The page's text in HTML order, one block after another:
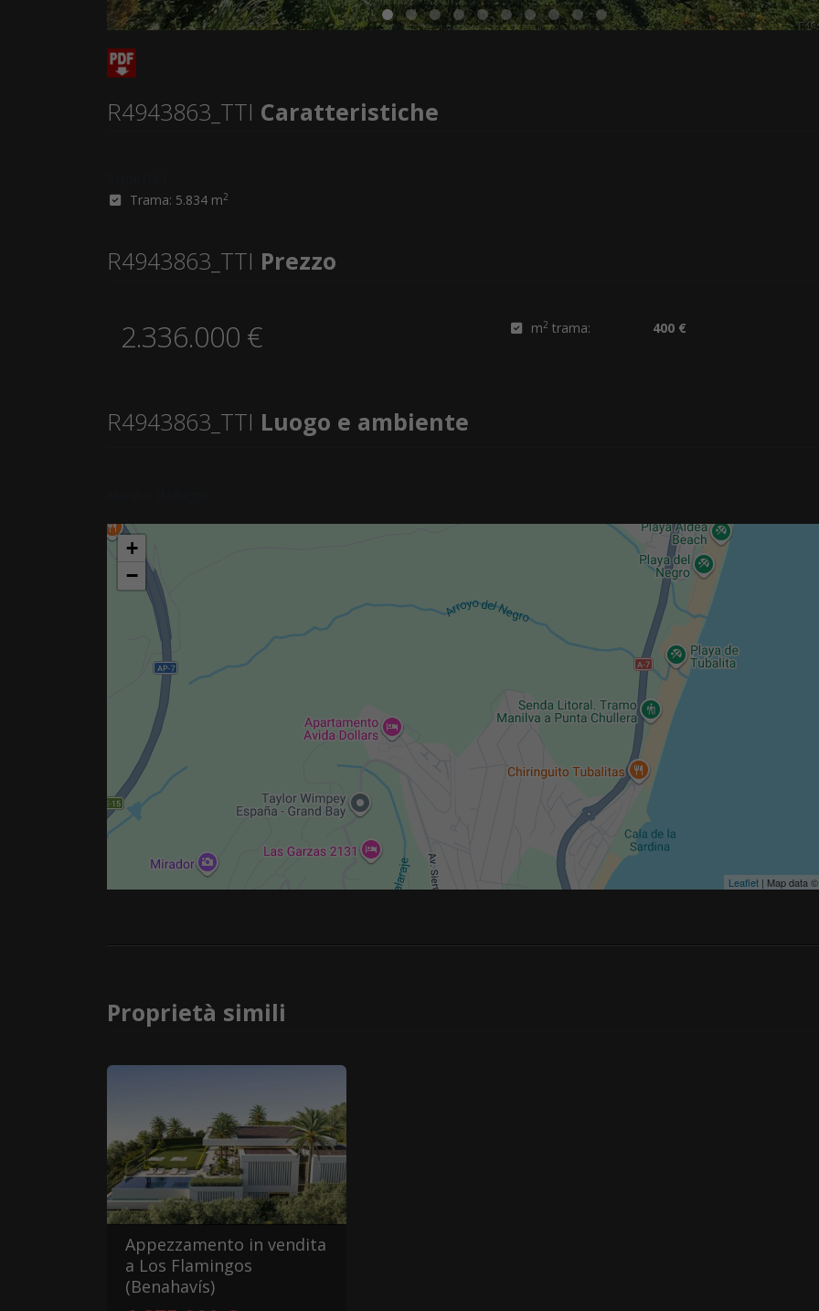
R4943863_TTI Caratteristiche
Trama: 5.834 m2
R4943863_TTI Prezzo
2.336.000 € m2 trama: 400 €
R4943863_TTI Luogo e ambiente
+
−
Leaflet| Map data ©
Proprietà simili
Appezzamento in vendita
a Los Flamingos
(Benahavís)